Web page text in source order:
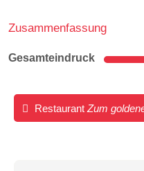
Zusammenfassung
Gesamteindruck
Restaurant Zum